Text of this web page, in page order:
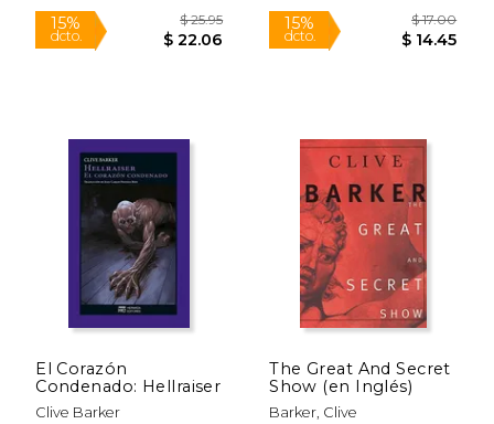
Rápido
El Corazón
Condenado: Hellraiser
Clive Barker
The Great And Secret
Show (en Inglés)
Barker, Clive